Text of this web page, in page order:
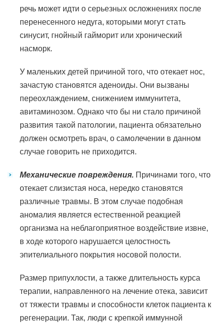
речь может идти о серьезных осложнениях после
перенесенного недуга, которыми могут стать
синусит, гнойный гайморит или хронический
насморк.
У маленьких детей причиной того, что отекает нос,
зачастую становятся аденоиды. Они вызваны
переохлаждением, снижением иммунитета,
авитаминозом. Однако что бы ни стало причиной
развития такой патологии, пациента обязательно
должен осмотреть врач, о самолечении в данном
случае говорить не приходится.
Механические повреждения. Причинами того, что
отекает слизистая носа, нередко становятся
различные травмы. В этом случае подобная
аномалия является естественной реакцией
организма на неблагоприятное воздействие извне,
в ходе которого нарушается целостность
эпителиального покрытия носовой полости.
Размер припухлости, а также длительность курса
терапии, направленного на лечение отека, зависит
от тяжести травмы и способности клеток пациента к
регенерации. Так, люди с крепкой иммунной